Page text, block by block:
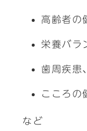
高齢者の
栄養バラ
歯周疾患
こころの
など